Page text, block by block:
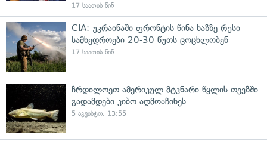
17 საათის წინ
CIA: უკრაინაში ფრონტის წინა ხაზზე რუსი
სამხედროები 20-30 წუთს ცოცხლობენ
17 საათის წინ
ჩრდილოეთ ამერიკულ მტკნარი წყლის თევზში
გადამდები კიბო აღმოაჩინეს
5 აგვისტო, 13:55